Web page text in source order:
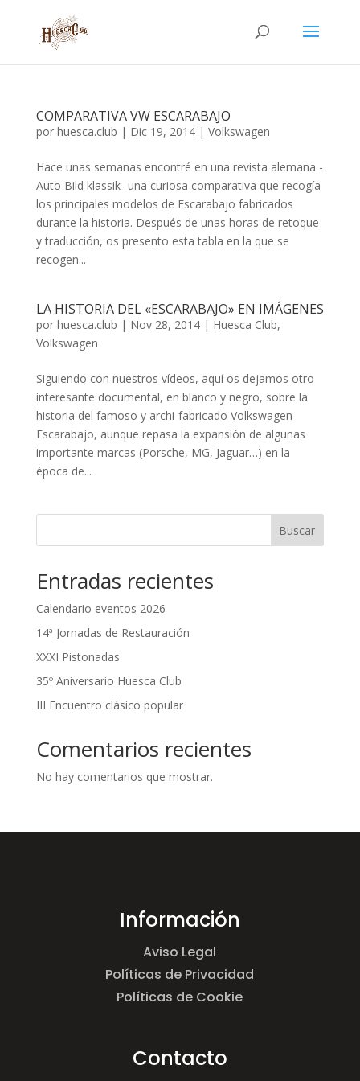
COMPARATIVA VW ESCARABAJO
por huesca.club | Dic 19, 2014| Volkswagen
Hace unas semanas encontré en una revista alemana -
Auto Bild klassik- una curiosa comparativa que recogía
los principales modelos de Escarabajo fabricados
durante la historia. Después de unas horas de retoque
y traducción, os presento esta tabla en la que se
recogen...
LA HISTORIA DEL «ESCARABAJO» EN IMÁGENES
por huesca.club | Nov 28, 2014| Huesca Club,
Volkswagen
Siguiendo con nuestros vídeos, aquí os dejamos otro
interesante documental, en blanco y negro, sobre la
historia del famoso y archi-fabricado Volkswagen
Escarabajo, aunque repasa la expansión de algunas
importante marcas (Porsche, MG, Jaguar…) en la
época de...
Buscar
Entradas recientes
Calendario eventos 2026
14ª Jornadas de Restauración
XXXI Pistonadas
35º Aniversario Huesca Club
III Encuentro clásico popular
Comentarios recientes
No hay comentarios que mostrar.
Información
Aviso Legal
Políticas de Privacidad
Políticas de Cookie
Contacto